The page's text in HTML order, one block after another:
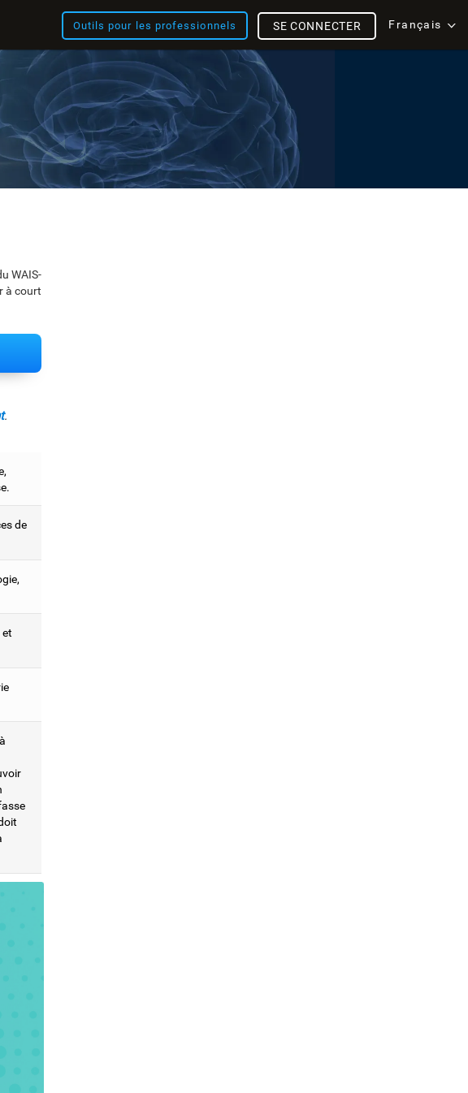
Outils pour les professionnels Français
SE CONNECTER
WAIS-
à court
.
de